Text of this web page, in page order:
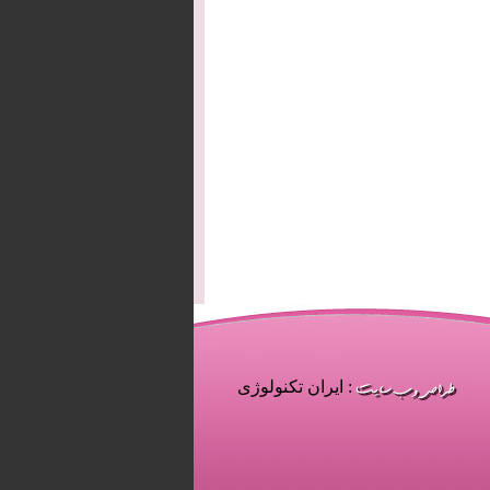
: ایران تکنولوژی